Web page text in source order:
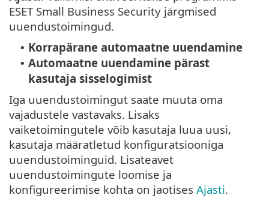
ESET Small Business Security järgmised
uuendustoimingud.
• Korrapärane automaatne uuendamine
• Automaatne uuendamine pärast
kasutaja sisselogimist
Iga uuendustoimingut saate muuta oma
vajadustele vastavaks. Lisaks
vaiketoimingutele võib kasutaja luua uusi,
kasutaja määratletud konfiguratsiooniga
uuendustoiminguid. Lisateavet
uuendustoimingute loomise ja
konfigureerimise kohta on jaotises Ajasti.